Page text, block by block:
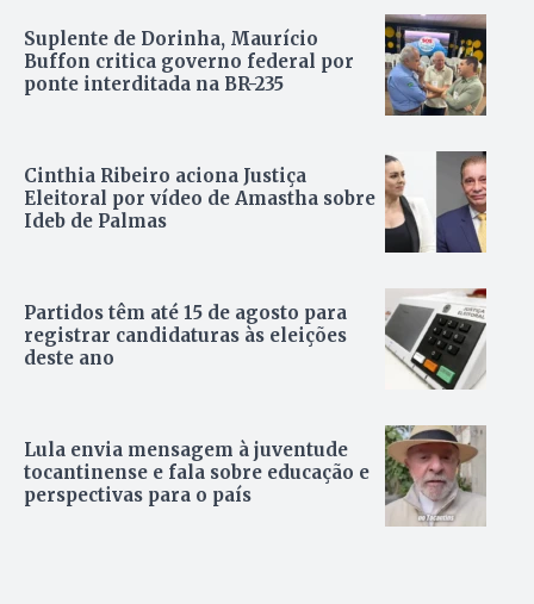
Suplente de Dorinha, Maurício
Buffon critica governo federal por
ponte interditada na BR-235
Cinthia Ribeiro aciona Justiça
Eleitoral por vídeo de Amastha sobre
Ideb de Palmas
Partidos têm até 15 de agosto para
registrar candidaturas às eleições
deste ano
Lula envia mensagem à juventude
tocantinense e fala sobre educação e
perspectivas para o país